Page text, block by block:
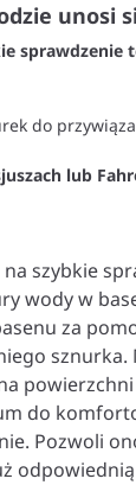
unosi
sprawdzenie
do
lub
szybkie
wody w
za
sznurka.
powierzchni
do
Pozwoli